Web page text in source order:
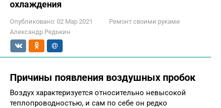
охлаждения
Опубликовано: 02 Мар 2021
Ремонт своими руками
Александр Редькин
Причины появления воздушных пробок
Воздух характеризуется относительно невысокой
теплопроводностью, и сам по себе он редко